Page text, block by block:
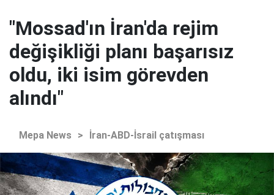
"Mossad'ın İran'da rejim
değişikliği planı başarısız
oldu, iki isim görevden
alındı"
Mepa News > İran-ABD-İsrail çatışması